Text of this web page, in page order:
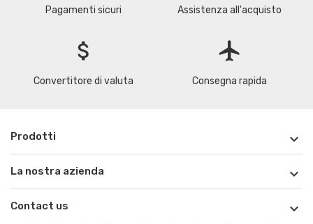
Pagamenti sicuri Assistenza all'acquisto
attach_money
Convertitore di valuta
flight
Consegna rapida
Prodotti 
La nostra azienda 
Contact us 